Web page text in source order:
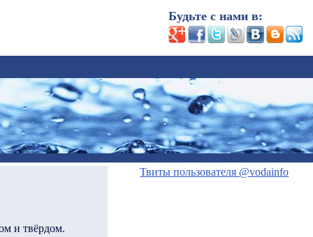
Будьте с нами в:
и твёрдом.
Твиты пользователя @vodainfo